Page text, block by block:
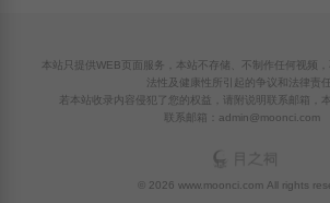
本站只提供WEB页面服务，本站不存储、不制作任何视频，
法性及健康性所引起的争议和法律责任
若本站收录内容侵犯了您的权益，请附说明联系邮箱，
联系邮箱：admin@moonci.com
© 2026 www.moonci.com All rights